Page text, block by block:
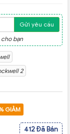
Gửi yêu cầu
bạn
2
GIẢM
412 Đã Bán